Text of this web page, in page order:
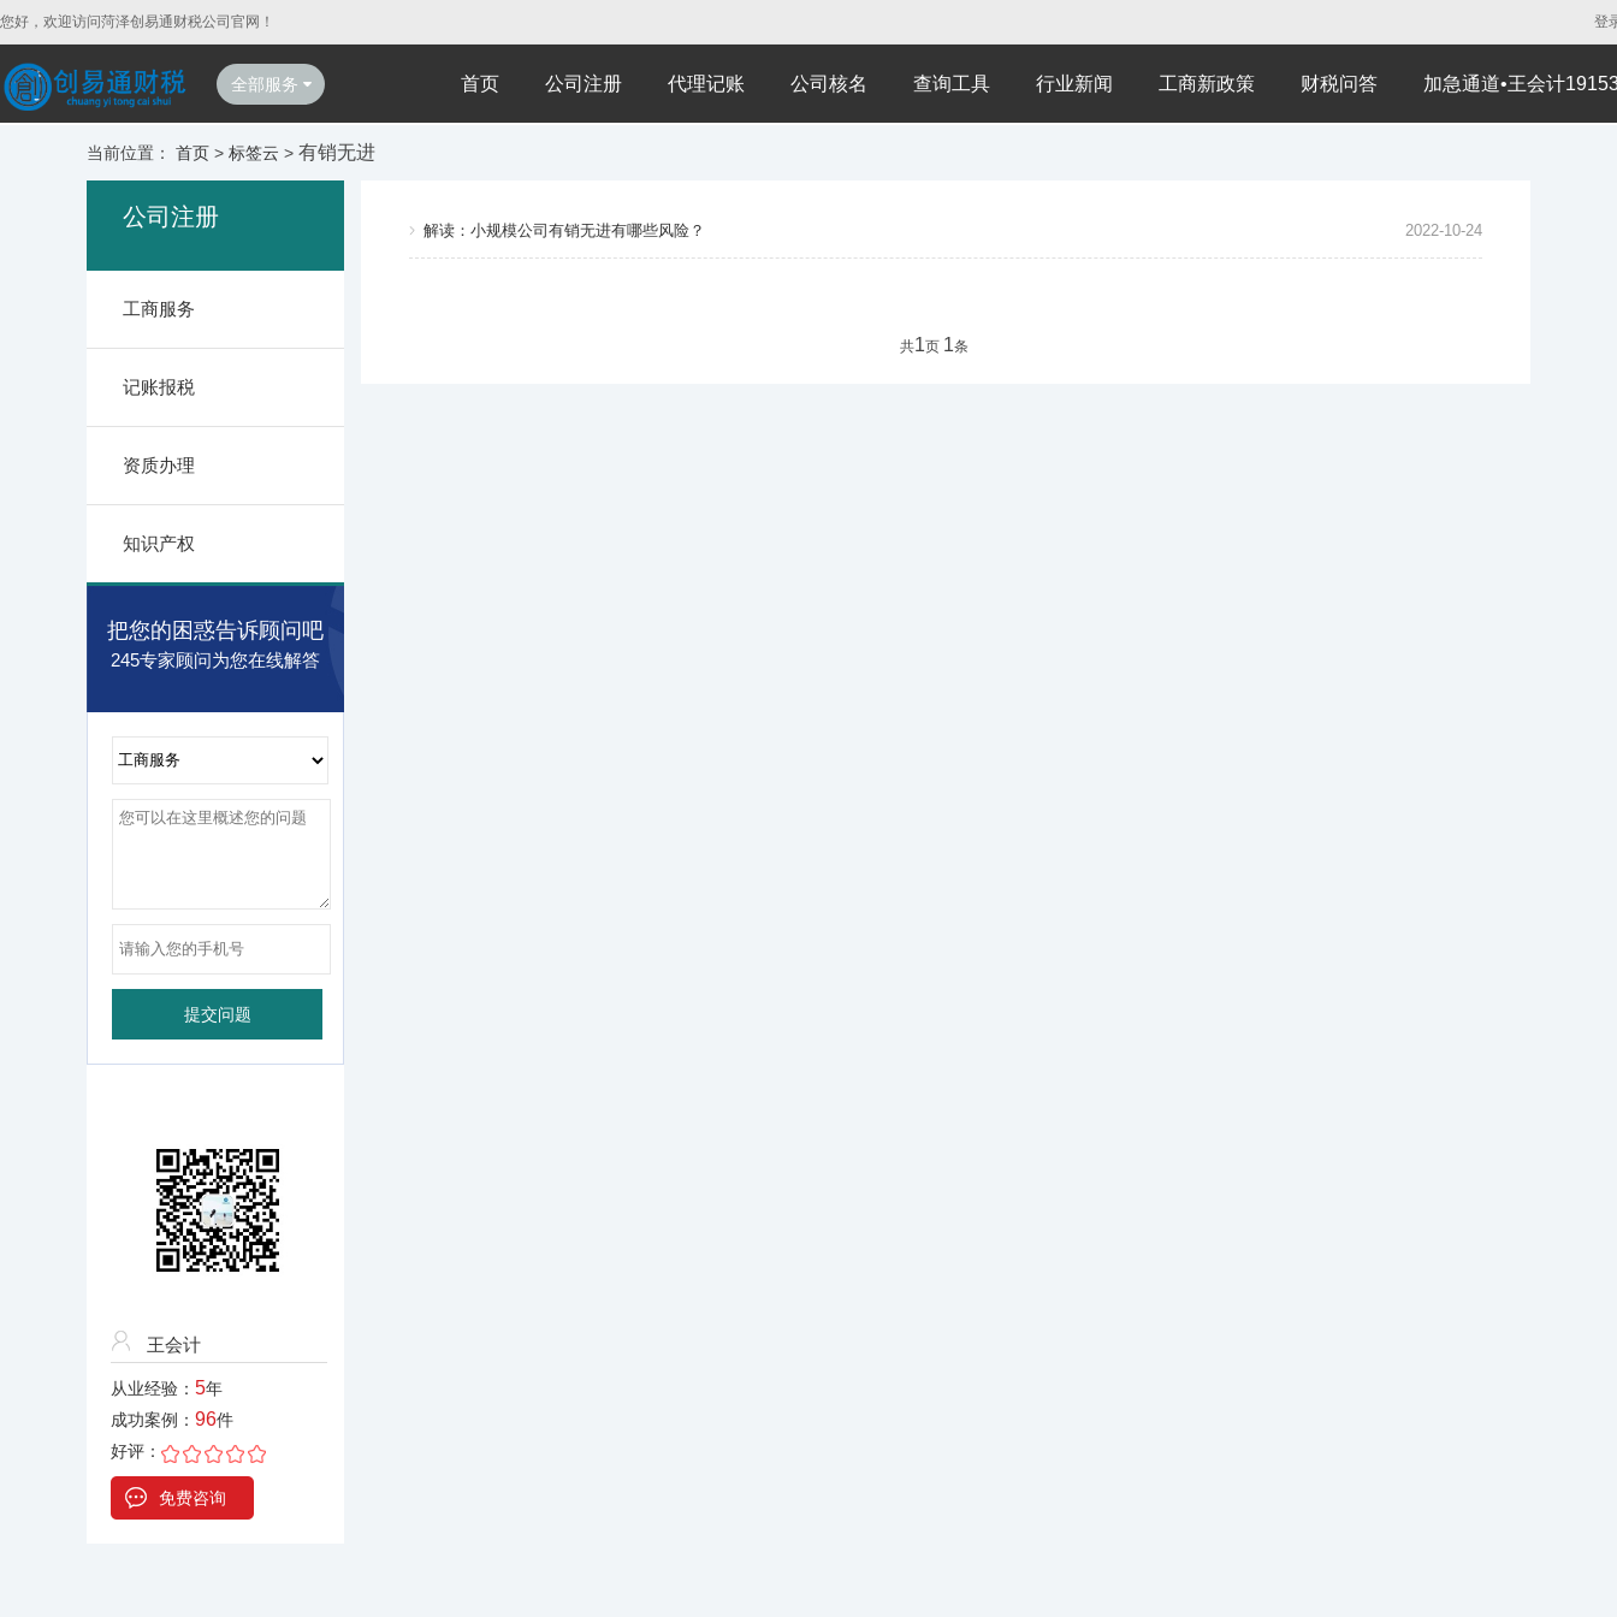
您好，欢迎访问菏泽创易通财税公司官网！ 登
全部服务 首页 公司注册 代理记账 公司核名 查询工具 行业新闻 工商新政策 财税问答 加急通道•王会计
当前位置： 首页 > 标签云 > 有销无进
公司注册
工商服务
记账报税
资质办理
知识产权
把您的困惑告诉顾问吧
245专家顾问为您在线解答
王会计
从业经验： 5年
成功案例： 96件
好评：
免费咨询
解读：小规模公司有销无进有哪些风险？ 2022-10-24
共1页 1条